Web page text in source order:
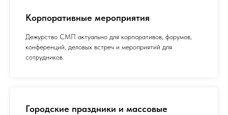
Корпоративные мероприятия
Дежурство СМП актуально для корпоративов, форумов,
конференций, деловых встреч и мероприятий для
сотрудников.
Городские праздники и массовые